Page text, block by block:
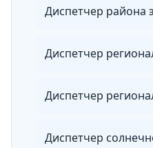
Диспетчер района
Диспетчер